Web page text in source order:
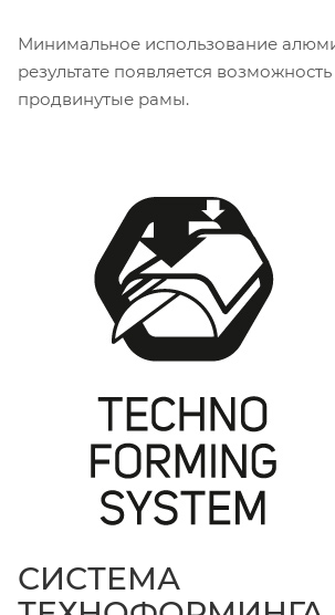
Минимальное использование
результате появляется
продвинутые рамы.
СИСТЕМА